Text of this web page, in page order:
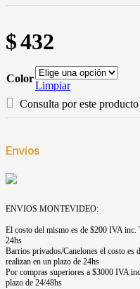
$432
Color
Limpiar
Consulta por este producto
Envíos
ENVIOS MONTEVIDEO:
El costo del mismo es de $200 IVA inc.
24hs
Barrios privados/Canelones el costo es
realizan en un plazo de 24hs
Por compras superiores a $3000 IVA
plazo de 24/48hs